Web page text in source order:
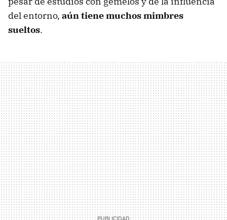
del entorno, aún tiene muchos mimbres
sueltos.